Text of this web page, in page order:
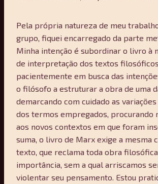
Pela própria natureza de meu
grupo, fiquei encarregado da parte
Minha intenção é subordinar o livro à
de interpretação dos textos
pacientemente em busca das
o filósofo a estruturar a obra de uma
demarcando com cuidado as
dos termos empregados, procurando
aos novos contextos em que foram
suma, o livro de Marx exige a mesma
texto, que reclama toda obra
importância, sem a qual arriscamos
violentar seu pensamento. Estou